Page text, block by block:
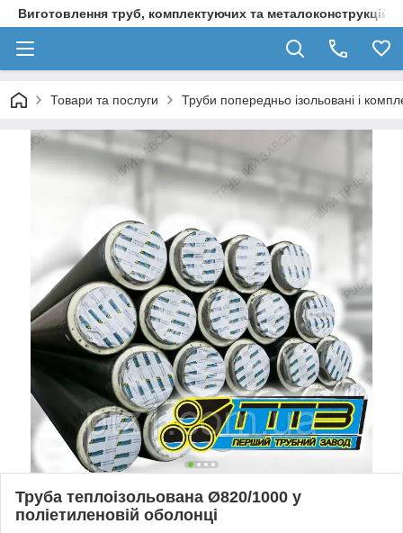
Виготовлення труб, комплектуючих та металоконструкцій
Товари та послуги Труби попередньо ізольовані і
Труба теплоізольована Ø820/1000 у
поліетиленовій оболонці